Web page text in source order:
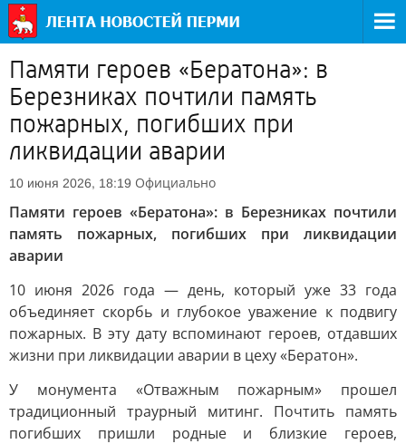
Памяти героев «Бератона»: в
Березниках почтили память
пожарных, погибших при
ликвидации аварии
10 июня 2026, 18:19 Официально
Памяти героев «Бератона»: в Березниках почтили
память пожарных, погибших при ликвидации
аварии
10 июня 2026 года — день, который уже 33 года
объединяет скорбь и глубокое уважение к подвигу
пожарных. В эту дату вспоминают героев, отдавших
жизни при ликвидации аварии в цеху «Бератон».
У монумента «Отважным пожарным» прошел
традиционный траурный митинг. Почтить память
погибших пришли родные и близкие героев,